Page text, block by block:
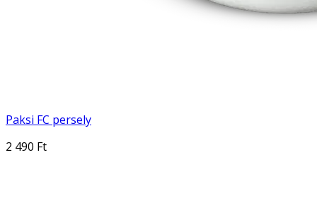
Paksi FC persely
2 490 Ft